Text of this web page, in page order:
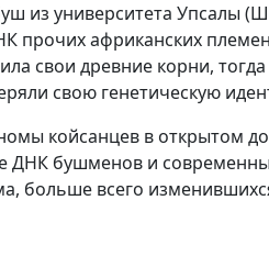
из университета Упсалы
прочих африканских
свои древние корни,
свою генетическую
койсанцев в открытом
ДНК бушменов и
больше всего